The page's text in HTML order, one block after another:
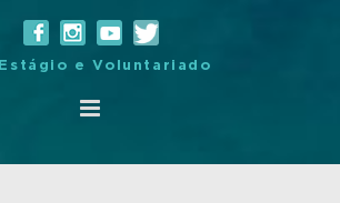
Estágio e Voluntariado